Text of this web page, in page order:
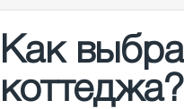
Как
коттеджа?